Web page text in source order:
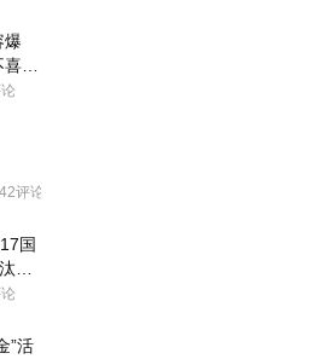
爆
欢
42评论
国
赛
”活